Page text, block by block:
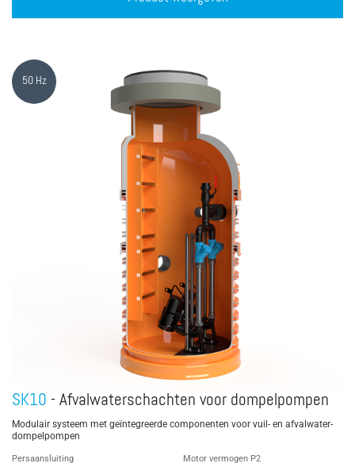
50 Hz
SK10 - Afvalwaterschachten voor dompelpompen
Modulair systeem met geïntegreerde componenten voor vuil- en afvalwater-
dompelpompen
Persaansluiting Motor vermogen P2